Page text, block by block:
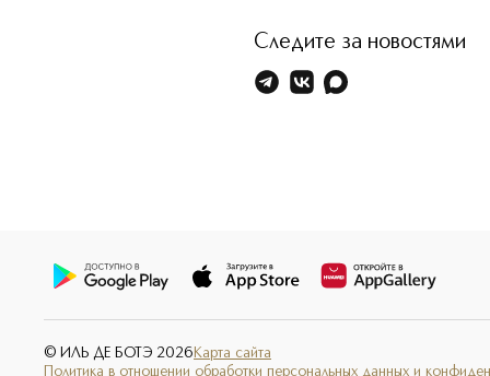
Следите за новостями
© ИЛЬ ДЕ БОТЭ 2026 Карта сайта
Политика в отношении обработки персональных данных и